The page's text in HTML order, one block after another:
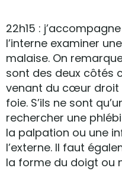
22h15 :
l’interne examiner
malaise. On
sont des deux côtés
venant du cœur droit
foie. S’ils ne sont
rechercher une
la palpation ou une
l’externe. Il faut
la forme du doigt ou